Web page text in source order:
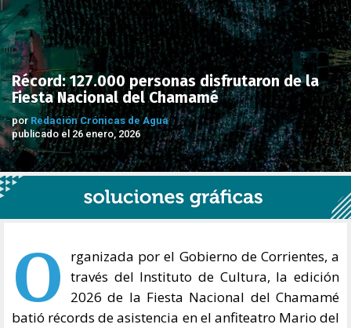
Récord: 127.000 personas disfrutaron de la
Fiesta Nacional del Chamamé
por Redación Crónicas de Agua
publicado el 26 enero, 2026
O
rganizada por el Gobierno de Corrientes, a
través del Instituto de Cultura, la edición
2026 de la Fiesta Nacional del Chamamé
batió récords de asistencia en el anfiteatro Mario del